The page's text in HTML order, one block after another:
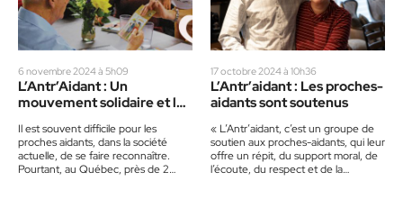
6 novembre 2024 à 5h09
L’Antr’Aidant : Un
mouvement solidaire et la
Il est souvent difficile pour les
proches aidants, dans la société
actuelle, de se faire reconnaître.
Pourtant, au Québec, près de 2
17 octobre 2024 à 10h36
L’Antr’aidant : Les proches-
aidants sont soutenus
« L’Antr’aidant, c’est un groupe de
soutien aux proches-aidants, qui leur
offre un répit, du support moral, de
l’écoute, du respect et de la